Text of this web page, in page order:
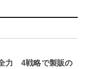
力 4戦略で製販の